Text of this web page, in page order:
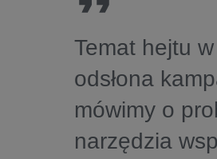
Temat hejtu
odsłona
mówimy o
narzędzia